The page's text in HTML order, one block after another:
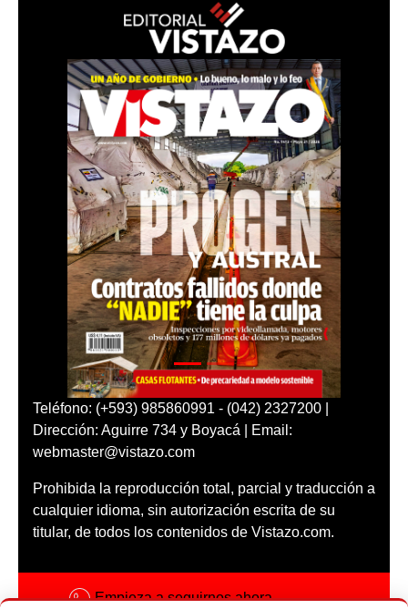
Teléfono: (+593) 985860991 - (042) 2327200 |
Dirección: Aguirre 734 y Boyacá | Email:
webmaster@vistazo.com
Prohibida la reproducción total, parcial y traducción a
cualquier idioma, sin autorización escrita de su
titular, de todos los contenidos de Vistazo.com.
Empieza a seguirnos ahora